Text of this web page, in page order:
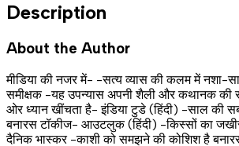
Description
About the Author
मीडिया की नजर में- -सत्य व्यास की कलम में नशा-
समीक्षक -यह उपन्यास अपनी शैली और कथानक की
ओर ध्यान खींचता है- इंडिया टुडे (हिंदी) -साल की
बनारस टॉकीज- आउटलुक (हिंदी) -किस्सों का
दैनिक भास्कर -काशी को समझने की कोशिश है